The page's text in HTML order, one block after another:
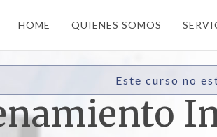
HOME QUIENES SOMOS
Este curso no